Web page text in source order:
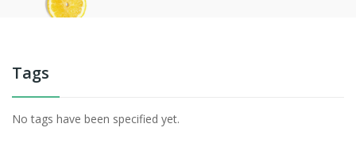
Tags
No tags have been specified yet.